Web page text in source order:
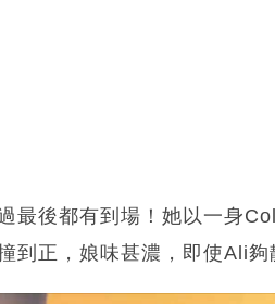
最後都有到場！她以一身
到正，娘味甚濃，即使Ali夠